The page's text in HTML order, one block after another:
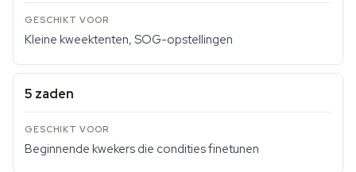
Kleine kweektenten, SOG-opstellingen
5 zaden
Beginnende kwekers die condities finetunen